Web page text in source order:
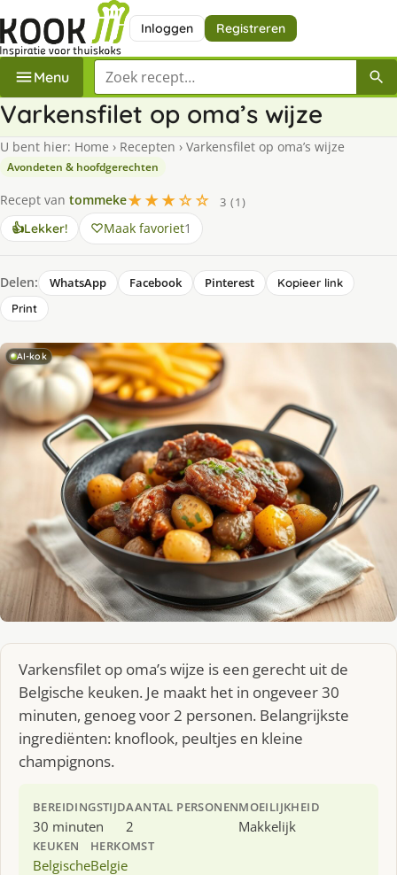
Inloggen Registreren
Menu Zoek een recept
Varkensfilet op oma’s wijze
U bent hier: Home › Recepten › Varkensfilet op oma’s wijze
Avondeten & hoofdgerechten
Recept van tommeke★★★☆☆
3 (1)
👍Lekker! Maak favoriet1
Delen: WhatsApp Facebook Pinterest
Kopieer link
Print
AI-kok
Varkensfilet op oma’s wijze is een gerecht uit de
Belgische keuken. Je maakt het in ongeveer 30
minuten, genoeg voor 2 personen. Belangrijkste
ingrediënten: knoflook, peultjes en kleine
champignons.
BEREIDINGSTIJD
30 minuten
AANTAL PERSONEN
2
MOEILIJKHEID
Makkelijk
KEUKEN
Belgische
HERKOMST
Belgie